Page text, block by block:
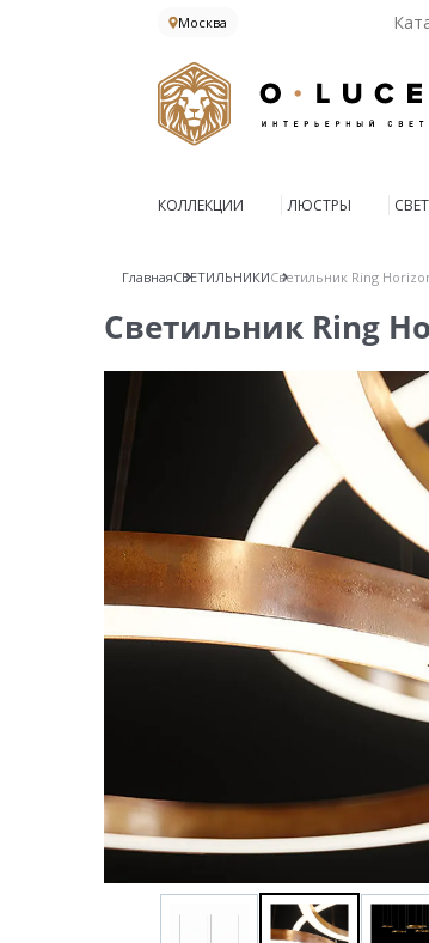
Москва
КОЛЛЕКЦИИ ЛЮСТРЫ
ГлавнаяСВЕТИЛЬНИКИСветильник Ring
Светильник Ring